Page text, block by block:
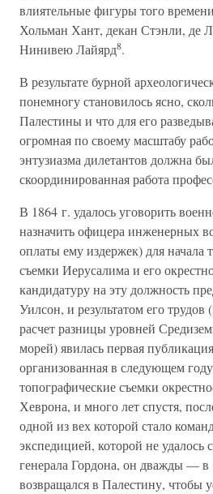
влиятельные фигуры того
Хольман Хант, декан Стэнли, де
Нинивею Лайярд8.
В результате бурной
понемногу становилось ясно,
Палестины и что для его
огромная по своему масштабу
энтузиазма дилетантов должна
скоординированная работа
В 1864 г. удалось уговорить
назначить офицера инженерных
оплаты ему издержек) для начала
съемки Иерусалима и его
кандидатуру на эту должность
Уилсон, и результатом его
расчет разницы уровней
морей) явилась первая
организованная в следующем
топографические съемки
Хеврона, и много лет спустя,
одной из вех которой стало
экспедицией, которой не удалось
генерала Гордона, он дважды —
возвращался в Палестину, чтобы